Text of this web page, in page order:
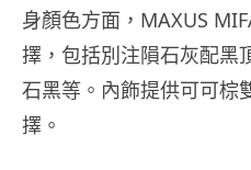
身顏色方面，MAXUS
擇，包括別注隕石灰配黑
石黑等。內飾提供可可棕
擇。